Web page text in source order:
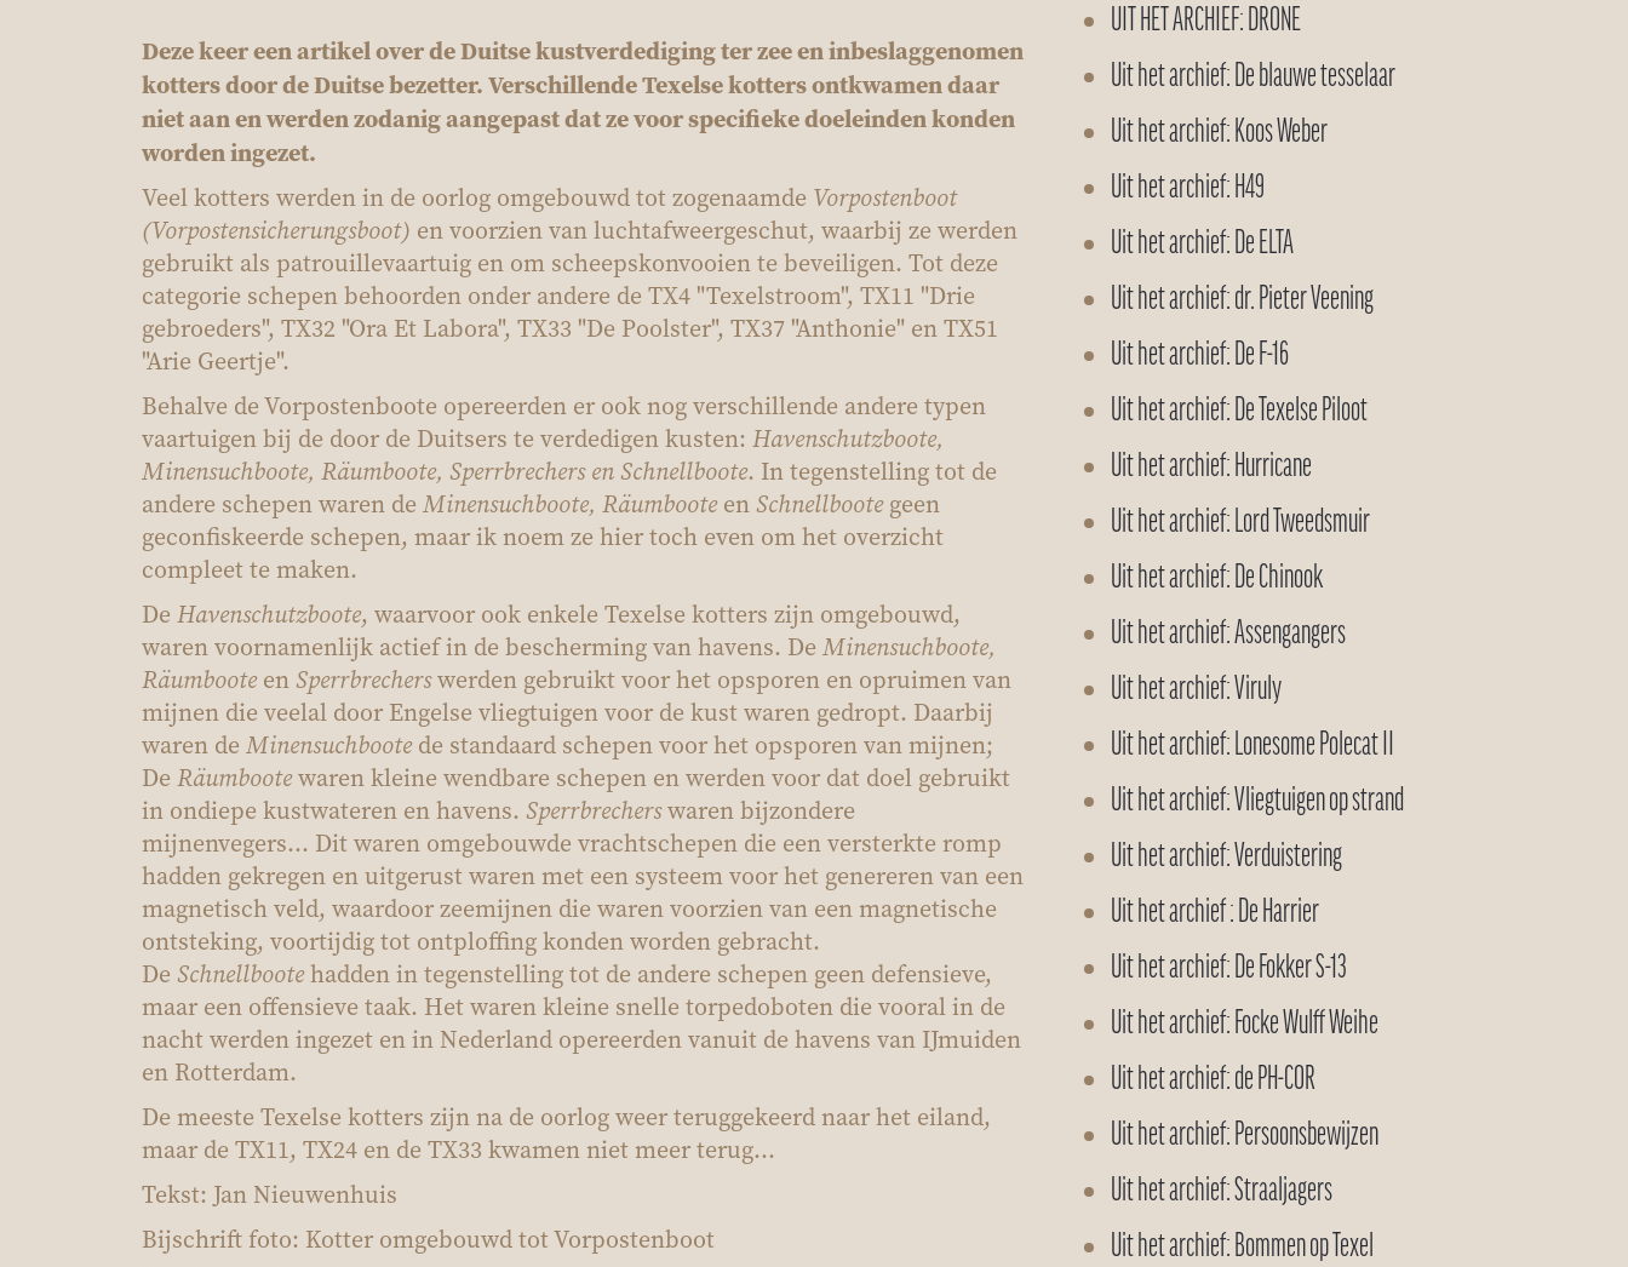
Deze keer een artikel over de Duitse kustverdediging ter zee en inbeslaggenomen
kotters door de Duitse bezetter. Verschillende Texelse kotters ontkwamen daar
niet aan en werden zodanig aangepast dat ze voor specifieke doeleinden konden
worden ingezet.
Veel kotters werden in de oorlog omgebouwd tot zogenaamde Vorpostenboot
(Vorpostensicherungsboot) en voorzien van luchtafweergeschut, waarbij ze werden
gebruikt als patrouillevaartuig en om scheepskonvooien te beveiligen. Tot deze
categorie schepen behoorden onder andere de TX4 "Texelstroom", TX11 "Drie
gebroeders", TX32 "Ora Et Labora", TX33 "De Poolster", TX37 "Anthonie" en TX51
"Arie Geertje".
Behalve de Vorpostenboote opereerden er ook nog verschillende andere typen
vaartuigen bij de door de Duitsers te verdedigen kusten: Havenschutzboote,
Minensuchboote, Räumboote, Sperrbrechers en Schnellboote. In tegenstelling tot de
andere schepen waren de Minensuchboote, RäumbooteenSchnellbootegeen
geconfiskeerde schepen, maar ik noem ze hier toch even om het overzicht
compleet te maken.
De Havenschutzboote, waarvoor ook enkele Texelse kotters zijn omgebouwd,
waren voornamenlijk actief in de bescherming van havens. De Minensuchboote,
RäumbooteenSperrbrecherswerden gebruikt voor het opsporen en opruimen van
mijnen die veelal door Engelse vliegtuigen voor de kust waren gedropt. Daarbij
waren de Minensuchbootede standaard schepen voor het opsporen van mijnen;
De Räumbootewaren kleine wendbare schepen en werden voor dat doel gebruikt
in ondiepe kustwateren en havens. Sperrbrecherswaren bijzondere
mijnenvegers... Dit waren omgebouwde vrachtschepen die een versterkte romp
hadden gekregen en uitgerust waren met een systeem voor het genereren van een
magnetisch veld, waardoor zeemijnen die waren voorzien van een magnetische
ontsteking, voortijdig tot ontploffing konden worden gebracht.
De Schnellbootehadden in tegenstelling tot de andere schepen geen defensieve,
maar een offensieve taak. Het waren kleine snelle torpedoboten die vooral in de
nacht werden ingezet en in Nederland opereerden vanuit de havens van IJmuiden
en Rotterdam.
De meeste Texelse kotters zijn na de oorlog weer teruggekeerd naar het eiland,
maar de TX11, TX24 en de TX33 kwamen niet meer terug…
Tekst: Jan Nieuwenhuis
Bijschrift foto: Kotter omgebouwd tot Vorpostenboot
UIT HET ARCHIEF: DRONE
Uit het archief: De blauwe tesselaar
Uit het archief: Koos Weber
Uit het archief: H49
Uit het archief: De ELTA
Uit het archief: dr. Pieter Veening
Uit het archief: De F-16
Uit het archief: De Texelse Piloot
Uit het archief: Hurricane
Uit het archief: Lord Tweedsmuir
Uit het archief: De Chinook
Uit het archief: Assengangers
Uit het archief: Viruly
Uit het archief: Lonesome Polecat II
Uit het archief: Vliegtuigen op strand
Uit het archief: Verduistering
Uit het archief : De Harrier
Uit het archief: De Fokker S-13
Uit het archief: Focke Wulff Weihe
Uit het archief: de PH-COR
Uit het archief: Persoonsbewijzen
Uit het archief: Straaljagers
Uit het archief: Bommen op Texel